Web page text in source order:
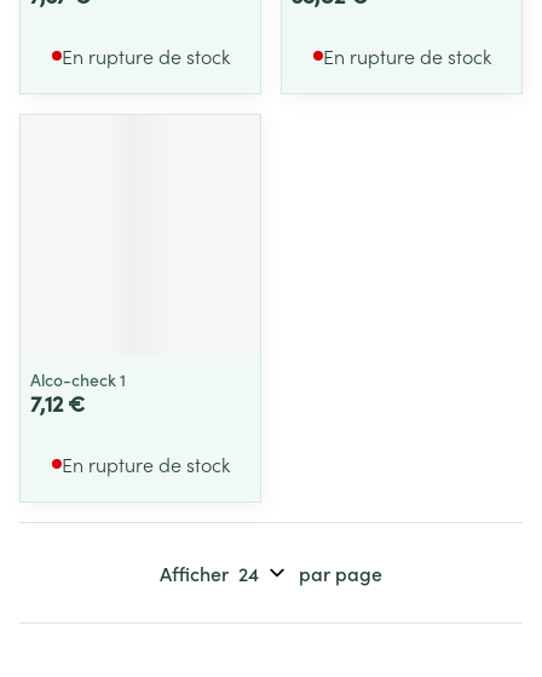
En rupture de stock En rupture de stock
Alco-check 1
7,12 €
En rupture de stock
Afficher par page